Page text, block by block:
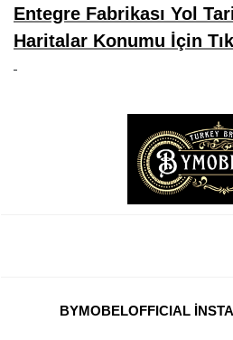
Entegre Fabrikası Yol
Haritalar Konumu İçin
BYMOBELOFFICIAL